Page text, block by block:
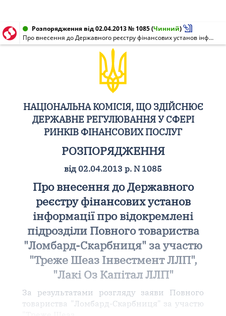
Розпорядження від 02.04.2013 № 1085(Чинний)
Про внесення до Державного реєстру фінансових установ інформації про відокремлені підрозділи Повного товариства "Ломбард-Скарбниця" за участю "Треже Шеаз Інвестмент ЛЛП", "Лакі Оз Капітал ЛЛП"
НАЦІОНАЛЬНА КОМІСІЯ, ЩО ЗДІЙСНЮЄ
ДЕРЖАВНЕ РЕГУЛЮВАННЯ У СФЕРІ
РИНКІВ ФІНАНСОВИХ ПОСЛУГ
РОЗПОРЯДЖЕННЯ
від 02.04.2013 р. N 1085
Про внесення до Державного
реєстру фінансових установ
інформації про відокремлені
підрозділи Повного товариства
"Ломбард-Скарбниця" за участю
"Треже Шеаз Інвестмент ЛЛП",
"Лакі Оз Капітал ЛЛП"
За результатами розгляду заяви Повного
товариства "Ломбард-Скарбниця" за участю